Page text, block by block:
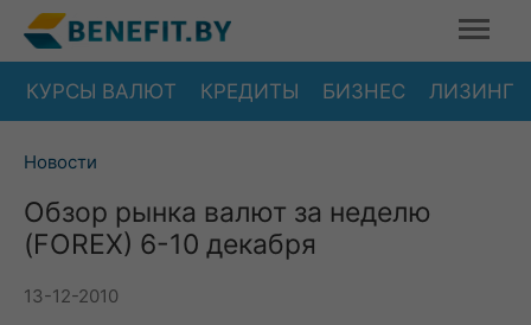
КУРСЫ ВАЛЮТ КРЕДИТЫ БИЗНЕС ЛИЗИНГ
Новости
Обзор рынка валют за неделю
(FOREX) 6-10 декабря
13-12-2010